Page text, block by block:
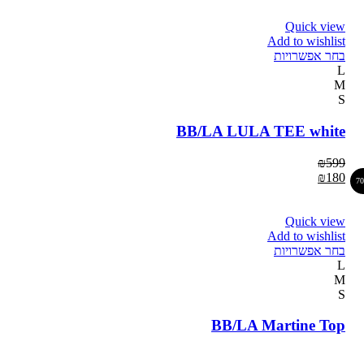
Quick view
Add to wishlist
בחר אפשרויות
L
M
S
BB/LA LULA TEE white
₪599
₪180
Quick view
Add to wishlist
בחר אפשרויות
L
M
S
BB/LA Martine Top